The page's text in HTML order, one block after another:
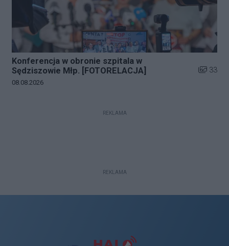
Konferencja w obronie szpitala w
Sędziszowie Młp. [FOTORELACJA]
Liczba
33
Data dodania galerii:
08.08.2026
REKLAMA
REKLAMA